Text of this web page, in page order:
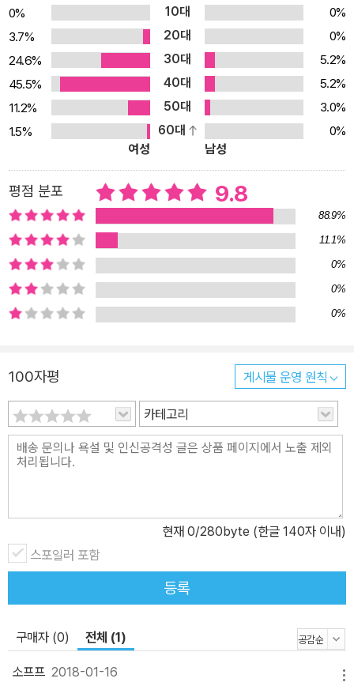
선을 돕는다는 구실로 군대와 상인들을 보냈습니다. 청나라 군대가
조선에 머무르는 기간이 길어지면서, 군대에 물자를 댄다는 구실로
따라온 상인들이 조선 사람들을 상대로 장사를 시작했지요. 이 사람
들이 바로 한국 화교의 시작입니다. 이때 화교들은 대부분 중국 산둥
지방에서 건너온 사람들이었습니다. 산둥은 밀가루를 이용한 면 요리
와 만두 요리가 유명한데, 대표적인 면 요리가 바로 ‘자지앙미엔’입니
건너왔습니다. 오늘로 치면 ‘난민’들인 셈입니다. 주인공 아꿍네 가족
도 그랬습니다. 가난한 외국인 노동자의 주린 배와 서글픈 마음을 채
워 주던 고향 음식이 한국 사람들에게는 새롭고 신기한 음식으로 다
가왔습니다. 자지앙미엔을 찾는 사람들은 점점 늘어났지요. 자지앙미
엔이 퍼져 나가 한국 사람들 입맛에 맞게 변한 것이 바로 ‘짜장면’입니
다. 6·25 전쟁 이후 미국의 밀가루 원조로 인해 정부에서 혼·분식 장
려 운동을 펼치고, 공업화로 인해 농촌에서 도시로 사람들이 몰려들
달 문화가 우리 생활 깊숙이 자리 잡으면서 짜장면은 언제 어디서든
먹을 수 있는 가장 친근한 음식이 되었지요. 짜장면으로 나와 너, 오늘
과 내일을 잇다 이제 짜장면은 ‘한국 100대 민족 문화 상징’으로 뽑힐
만큼 우리 음식으로 인정받고 있습니다. 하지만 정작 짜장면을 만들
어 낸 화교에 대해서는 모르쇠 해 온 것이 우리 현실입니다. 짜장면은
것을 아쉬워하면서도, 중국식 첨면장에 한국식 춘장을 섞어 한국 사
람들 입맛에 맞는 짜장면을 만들려 애썼습니다. 우리가 좋아하는 짜
장면에는 우리가 인정하든 인정하지 않든 한국 화교의 역사와 문화가
화교의 이야기를 담고 있습니다. 우리와 다를 바 없는 평범한 사람 아
꿍과 그 가족의 삶을 통해 우리 안의 이방인을 보다 가깝게 보여 주고
자 했습니다. 백 년이 넘는 긴 시간 동안 우리 근현대사의 질곡을 함께
겪으며 끈끈한 가족애와 강인한 생활력, 근면함으로 낯선 땅에 자리
0% 10대
0%
3.7%
20대
0%
24.6%
30대
5.2%
45.5%
40대
5.2%
11.2%
50대
3.0%
1.5%
60대
0%
여성
남성
평점 분포 9.8
88.9%
11.1%
0%
0%
0%
100자평 게시물 운영 원칙
카테고리
현재 0/280byte (한글 140자 이내)
스포일러 포함
등록
구매자 (0) 전체 (1)
소프프 2018-01-16